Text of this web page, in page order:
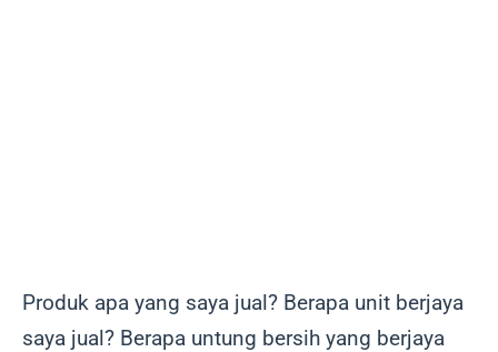
Produk apa yang saya jual? Berapa unit berjaya
saya jual? Berapa untung bersih yang berjaya